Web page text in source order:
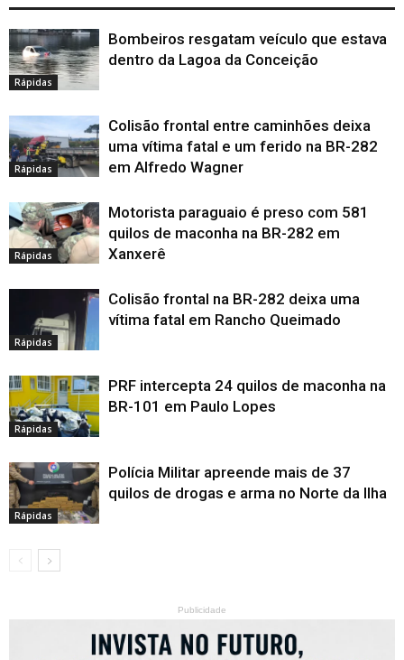
Rápidas
Bombeiros resgatam veículo que estava
dentro da Lagoa da Conceição
Rápidas
Colisão frontal entre caminhões deixa
uma vítima fatal e um ferido na BR-282
em Alfredo Wagner
Rápidas
Motorista paraguaio é preso com 581
quilos de maconha na BR-282 em
Xanxerê
Rápidas
Colisão frontal na BR-282 deixa uma
vítima fatal em Rancho Queimado
Rápidas
PRF intercepta 24 quilos de maconha na
BR-101 em Paulo Lopes
Rápidas
Polícia Militar apreende mais de 37
quilos de drogas e arma no Norte da Ilha
Publicidade